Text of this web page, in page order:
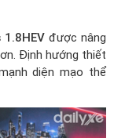
được nâng
Định hướng thiết
diện mạo thể